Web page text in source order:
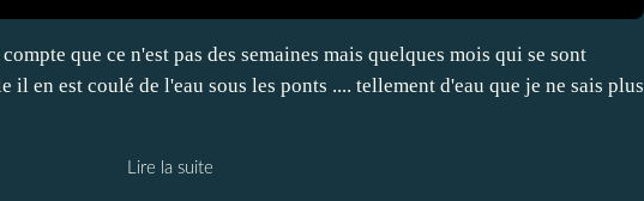
que ce n'est pas des semaines mais quelques mois qui se sont
il en est coulé de l'eau sous les ponts .... tellement d'eau que je ne sais plus
Lire la suite